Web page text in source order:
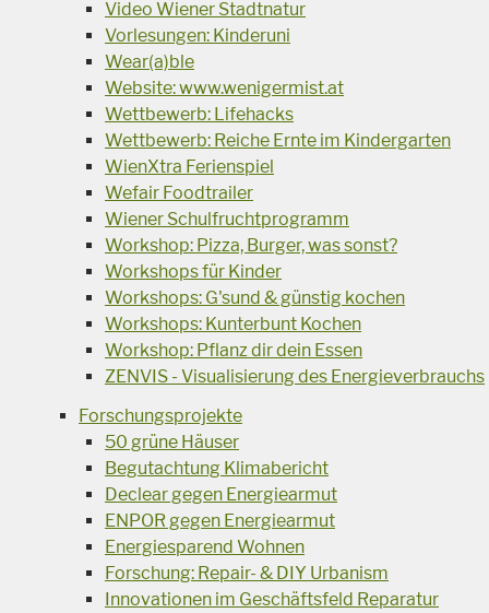
Video Wiener Stadtnatur
Vorlesungen: Kinderuni
Wear(a)ble
Website: www.wenigermist.at
Wettbewerb: Lifehacks
Wettbewerb: Reiche Ernte im Kindergarten
WienXtra Ferienspiel
Wefair Foodtrailer
Wiener Schulfruchtprogramm
Workshop: Pizza, Burger, was sonst?
Workshops für Kinder
Workshops: G'sund & günstig kochen
Workshops: Kunterbunt Kochen
Workshop: Pflanz dir dein Essen
ZENVIS - Visualisierung des Energieverbrauchs
Forschungsprojekte
50 grüne Häuser
Begutachtung Klimabericht
Declear gegen Energiearmut
ENPOR gegen Energiearmut
Energiesparend Wohnen
Forschung: Repair- & DIY Urbanism
Innovationen im Geschäftsfeld Reparatur